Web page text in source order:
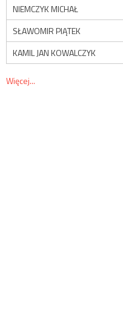
NIEMCZYK MICHAŁ
SŁAWOMIR PIĄTEK
KAMIL JAN KOWALCZYK
Więcej...